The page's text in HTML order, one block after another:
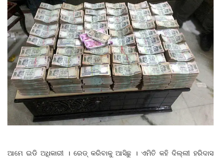
ଆମେ ଇଡି ଅଧିକାରୀ । ରେଡ୍ କରିବାକୁ ଆସିଛୁ । ଏମିତି କହି ଦିଲ୍ଲୀ ହରିଦାସ